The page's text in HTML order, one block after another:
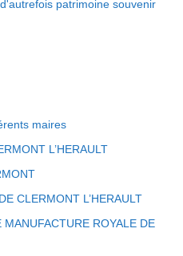
patrimoine souvenir
maires
L’HERAULT
CLERMONT L’HERAULT
ROYALE DE